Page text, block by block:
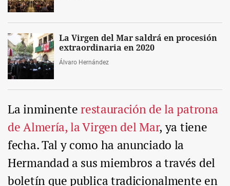
La Virgen del Mar saldrá en procesión
extraordinaria en 2020
Álvaro Hernández
La inminenterestauración de la patrona
de Almería, la Virgen del Mar, ya tiene
fecha. Tal y como ha anunciado la
Hermandad a sus miembros a través del
boletín que publica tradicionalmente en